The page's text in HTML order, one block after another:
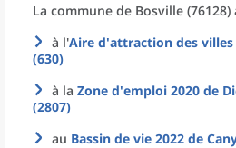
La commune de Bosville
à l'Aire d'attraction des villes
(630)
à la Zone d'emploi 2020 de
(2807)
au Bassin de vie 2022 de